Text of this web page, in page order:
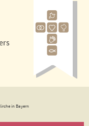
in Bayern